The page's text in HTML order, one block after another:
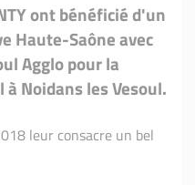
ont bénéficié d'un
Haute-Saône avec
Agglo pour la
Noidans les Vesoul.
leur consacre un bel